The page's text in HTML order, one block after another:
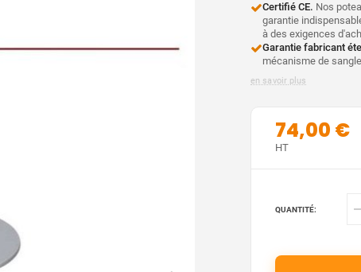
Certifié CE. Nos
garantie
à des exigences
Garantie fabricant
mécanisme de
en savoir plus
74,00 €
HT
QUANTITÉ: